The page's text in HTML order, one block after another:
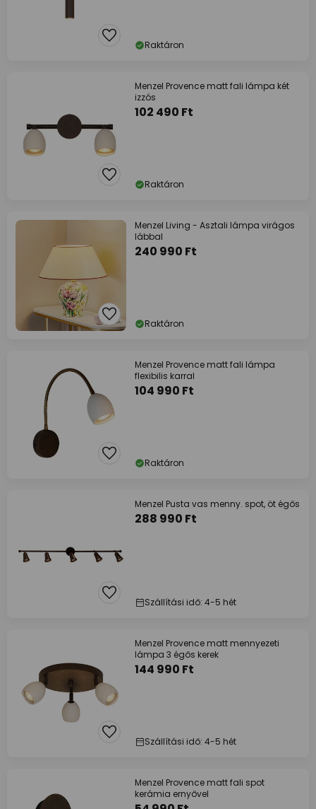
Raktáron
Menzel Provence matt fali lámpa két
izzós
102 490 Ft
Raktáron
Menzel Living - Asztali lámpa virágos
lábbal
240 990 Ft
Raktáron
Menzel Provence matt fali lámpa
flexibilis karral
104 990 Ft
Raktáron
Menzel Pusta vas menny. spot, öt égős
288 990 Ft
Szállítási idő: 4-5 hét
Menzel Provence matt mennyezeti
lámpa 3 égős kerek
144 990 Ft
Szállítási idő: 4-5 hét
Menzel Provence matt fali spot
kerámia ernyővel